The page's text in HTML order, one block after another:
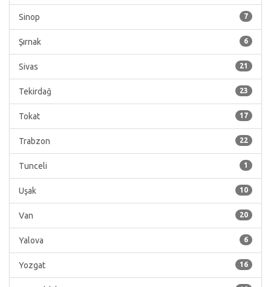
7
Sinop
6
Şırnak
21
Sivas
23
Tekirdağ
17
Tokat
22
Trabzon
1
Tunceli
10
Uşak
20
Van
6
Yalova
16
Yozgat